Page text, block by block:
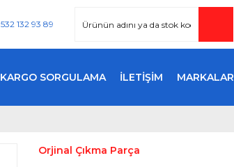
KARGO SORGULAMA İLETİŞİM MARKALAR
Orjinal Çıkma Parça